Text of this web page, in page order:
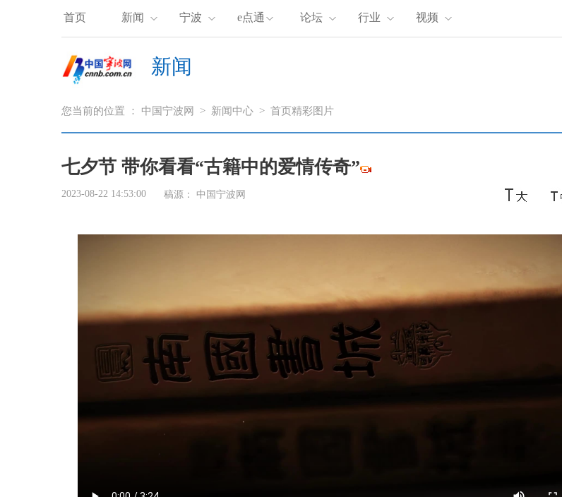
首页 新闻 宁波 e点通 论坛 行业 视频
新闻
您当前的位置 ： 中国宁波网 > 新闻中心 > 首页精彩图片
七夕节 带你看看“古籍中的爱情传奇”
2023-08-22 14:53:00 稿源： 中国宁波网